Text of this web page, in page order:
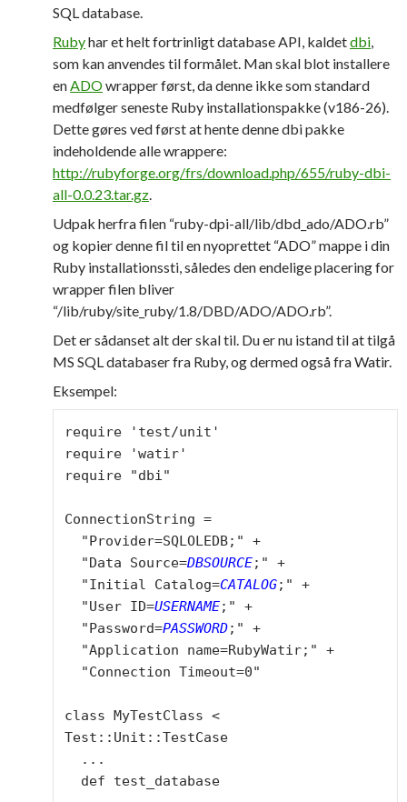
SQL database.
Rubyhar et helt fortrinligt database API, kaldetdbi,
som kan anvendes til formålet. Man skal blot installere
enADOwrapper først, da denne ikke som standard
medfølger seneste Ruby installationspakke (v186-26).
Dette gøres ved først at hente denne dbi pakke
indeholdende alle wrappere:
http://rubyforge.org/frs/download.php/655/ruby-dbi-
all-0.0.23.tar.gz.
Udpak herfra filen “ruby-dpi-all/lib/dbd_ado/ADO.rb”
og kopier denne fil til en nyoprettet “ADO” mappe i din
Ruby installationssti, således den endelige placering for
wrapper filen bliver
“/lib/ruby/site_ruby/1.8/DBD/ADO/ADO.rb”.
Det er sådanset alt der skal til. Du er nu istand til at tilgå
MS SQL databaser fra Ruby, og dermed også fra Watir.
Eksempel:
require 'test/unit'
require 'watir'
require "dbi"
ConnectionString =
  "Data Source=
DBSOURCE;" +
  "Initial Catalog=
CATALOG;" +
  "User ID=
USERNAME;" +
  "Password=
PASSWORD;" +
class MyTestClass <
Test::Unit::TestCase